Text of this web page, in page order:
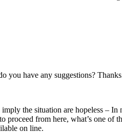
you have any suggestions?
the situation are hopeless –
from here, what’s one of
on line.